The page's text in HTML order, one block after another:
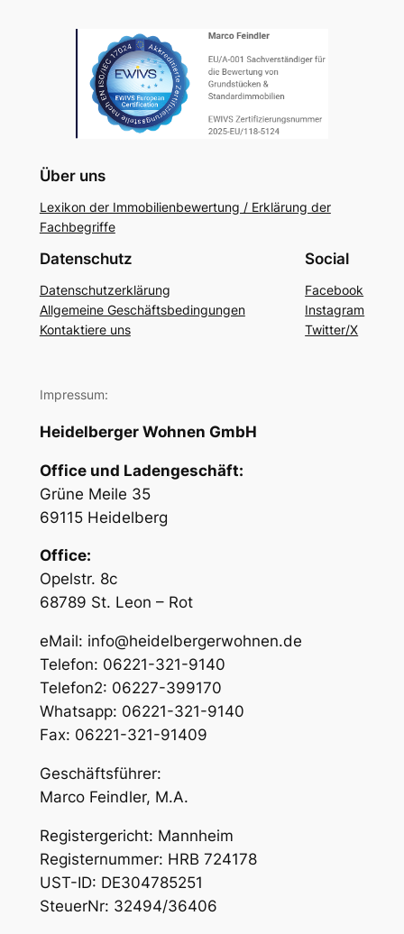
Über uns
Lexikon der Immobilienbewertung / Erklärung der
Fachbegriffe
Datenschutz
Datenschutzerklärung
Allgemeine Geschäftsbedingungen
Kontaktiere uns
Social
Facebook
Instagram
Twitter/X
Impressum:
Heidelberger Wohnen GmbH
Office und Ladengeschäft:
Grüne Meile 35
69115 Heidelberg
Office:
Opelstr. 8c
68789 St. Leon – Rot
eMail: info@heidelbergerwohnen.de
Telefon: 06221-321-9140
Telefon2: 06227-399170
Whatsapp: 06221-321-9140
Fax: 06221-321-91409
Geschäftsführer:
Marco Feindler, M.A.
Registergericht: Mannheim
Registernummer: HRB 724178
UST-ID: DE304785251
SteuerNr: 32494/36406